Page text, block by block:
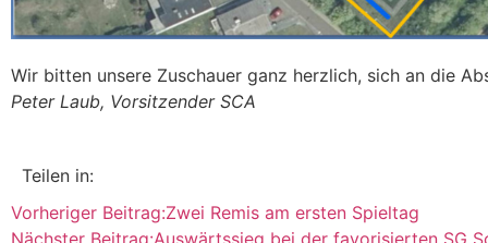
Wir bitten unsere Zuschauer ganz herzlich, sich an die
Peter Laub, Vorsitzender SCA
Teilen in:
Vorheriger Beitrag:Zwei Remis am ersten Spieltag